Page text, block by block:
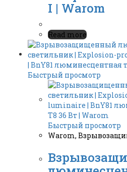
I | Warom
Read more
Быстрый просмотр
Быстрый просмотр
Warom,